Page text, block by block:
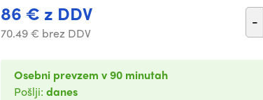
86 € z DDV
70.49 € brez DDV
-
Osebni prevzem v 90 minutah
Pošlji: danes